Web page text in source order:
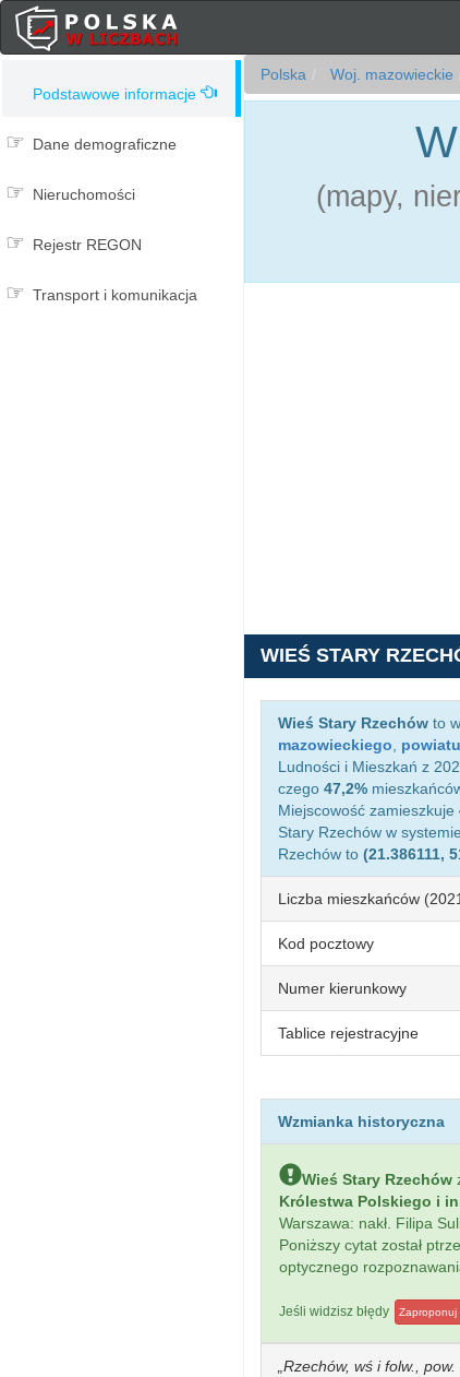
Podstawowe informacje
Dane demograficzne
Nieruchomości
Rejestr REGON
Transport i komunikacja
Polska Woj. mazowieckie
(mapy,
WIEŚ STARY
Wieś Stary Rzechów to
mazowieckiego
Ludności i Mieszkań z
czego 47,2%
Miejscowość zamieszkuje
Stary Rzechów w systemie
Rzechów to (21.386111,
Liczba mieszkańców
Kod pocztowy
Numer kierunkowy
Tablice rejestracyjne
Wzmianka historyczna
Wieś Stary Rzechów
Królestwa Polskiego i
Warszawa: nakł. Filipa
Poniższy cytat został
optycznego
Jeśli widzisz błędy Zaproponuj
Rzechów, wś i folw., pow.